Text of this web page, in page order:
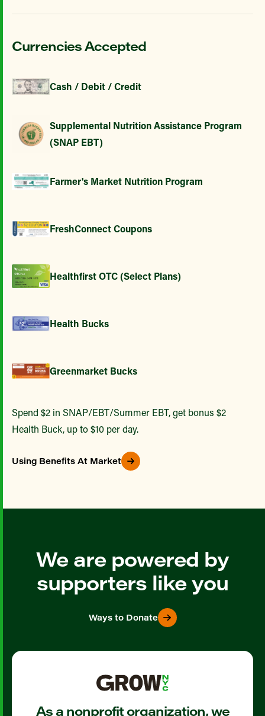
Currencies Accepted
Cash / Debit / Credit
Supplemental Nutrition Assistance Program
(SNAP EBT)
Farmer's Market Nutrition Program
FreshConnect Coupons
Healthfirst OTC (Select Plans)
Health Bucks
Greenmarket Bucks
Spend $2 in SNAP/EBT/Summer EBT, get bonus $2
Health Buck, up to $10 per day.
Using Benefits At Market
We are powered by
supporters like you
Ways to Donate
As a nonprofit organization, we